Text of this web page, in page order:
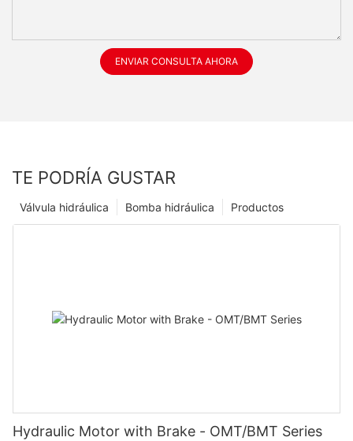
ENVIAR CONSULTA AHORA
TE PODRÍA GUSTAR
Productos
Bomba hidráulica
Válvula hidráulica
Hydraulic Motor with Brake - OMT/BMT Series